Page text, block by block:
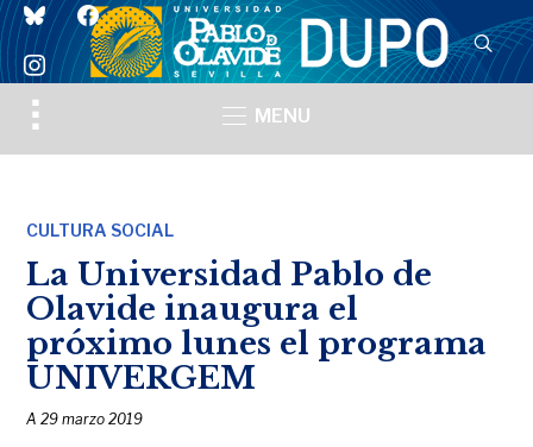
blueskyfacebook
instagram
Toggle
sidebar
MENU
CULTURA SOCIAL
La Universidad Pablo de
Olavide inaugura el
próximo lunes el programa
UNIVERGEM
A29 marzo 2019